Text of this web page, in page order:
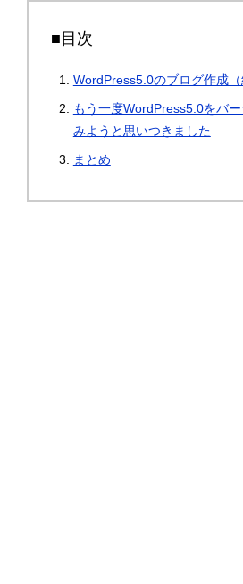
■目次
WordPress5.0のブログ作成
もう一度WordPress5.0をバ
みようと思いつきました
まとめ